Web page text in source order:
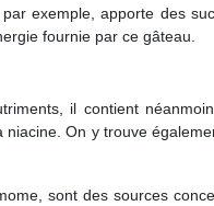
exemple, apporte des
fournie par ce gâteau.
il contient
On y trouve
sont des sources